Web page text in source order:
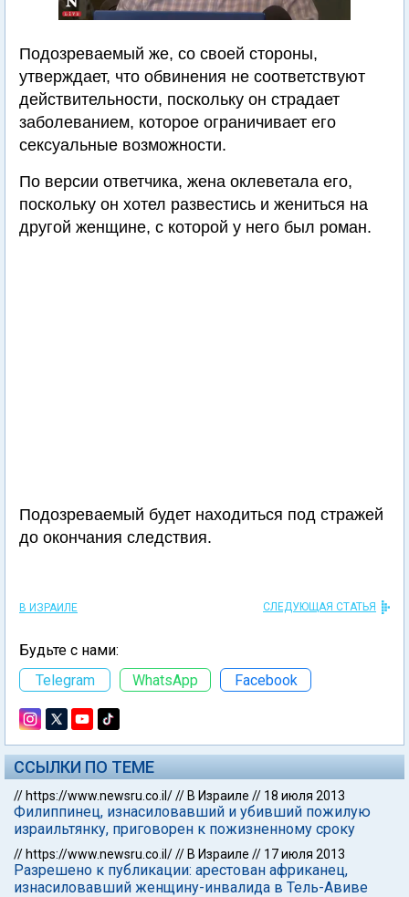
Подозреваемый же, со своей стороны,
утверждает, что обвинения не соответствуют
действительности, поскольку он страдает
заболеванием, которое ограничивает его
сексуальные возможности.
По версии ответчика, жена оклеветала его,
поскольку он хотел развестись и жениться на
другой женщине, с которой у него был роман.
Подозреваемый будет находиться под стражей
до окончания следствия.
В ИЗРАИЛЕ СЛЕДУЮЩАЯ СТАТЬЯ
Будьте с нами:
Telegram
WhatsApp Facebook
ССЫЛКИ ПО ТЕМЕ
// https://www.newsru.co.il/// В Израиле // 18 июля 2013
Филиппинец, изнасиловавший и убивший пожилую
израильтянку, приговорен к пожизненному сроку
// https://www.newsru.co.il/// В Израиле // 17 июля 2013
Разрешено к публикации: арестован африканец,
изнасиловавший женщину-инвалида в Тель-Авиве